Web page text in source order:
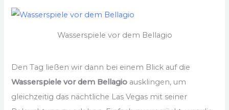
Wasserspiele vor dem Bellagio
Den Tag ließen wir dann bei einem Blick auf die
Wasserspiele vor dem Bellagio ausklingen, um
gleichzeitig das nächtliche Las Vegas mit seiner